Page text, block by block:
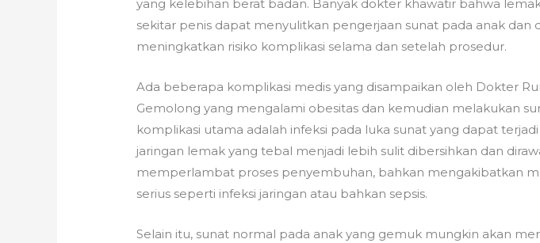
yang kelebihan berat badan. Banyak dokter khawatir bahwa
sekitar penis dapat menyulitkan pengerjaan sunat pada anak dan
meningkatkan risiko komplikasi selama dan setelah prosedur.
Ada beberapa komplikasi medis yang disampaikan oleh Dokter
Gemolong yang mengalami obesitas dan kemudian melakukan
komplikasi utama adalah infeksi pada luka sunat yang dapat
jaringan lemak yang tebal menjadi lebih sulit dibersihkan dan
memperlambat proses penyembuhan, bahkan mengakibatkan
serius seperti infeksi jaringan atau bahkan sepsis.
Selain itu, sunat normal pada anak yang gemuk mungkin akan